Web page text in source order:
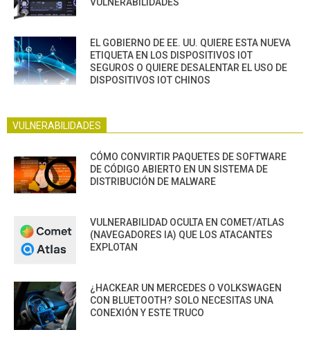
EL GOBIERNO DE EE. UU. QUIERE ESTA NUEVA
ETIQUETA EN LOS DISPOSITIVOS IOT
SEGUROS O QUIERE DESALENTAR EL USO DE
DISPOSITIVOS IOT CHINOS
VULNERABILIDADES
CÓMO CONVIRTIR PAQUETES DE SOFTWARE
DE CÓDIGO ABIERTO EN UN SISTEMA DE
DISTRIBUCIÓN DE MALWARE
VULNERABILIDAD OCULTA EN COMET/ATLAS
(NAVEGADORES IA) QUE LOS ATACANTES
EXPLOTAN
¿HACKEAR UN MERCEDES O VOLKSWAGEN
CON BLUETOOTH? SOLO NECESITAS UNA
CONEXIÓN Y ESTE TRUCO